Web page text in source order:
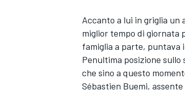
Accanto a lui in griglia
miglior tempo di giornata
famiglia a parte, puntava
Penultima posizione sullo
che sino a questo
Sébastien Buemi,